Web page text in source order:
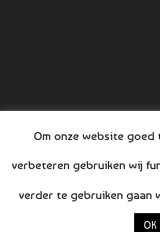
Om onze website
verbeteren gebruiken wij
verder te gebruiken gaan
OK